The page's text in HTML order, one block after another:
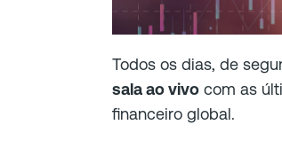
Todos os dias, de
sala ao vivo com as
financeiro global.